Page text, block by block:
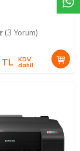
(3 Yorum)
TL KDV
dahil